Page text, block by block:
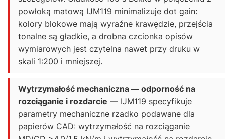
powłoką matową IJM119 minimalizuje dot gain:
kolory blokowe mają wyraźne krawędzie, przejścia
tonalne są gładkie, a drobna czcionka opisów
wymiarowych jest czytelna nawet przy druku w
skali 1:200 i mniejszej.
Wytrzymałość mechaniczna — odporność na
rozciąganie i rozdarcie — IJM119 specyfikuje
parametry mechaniczne rzadko podawane dla
papierów CAD: wytrzymałość na rozciąganie